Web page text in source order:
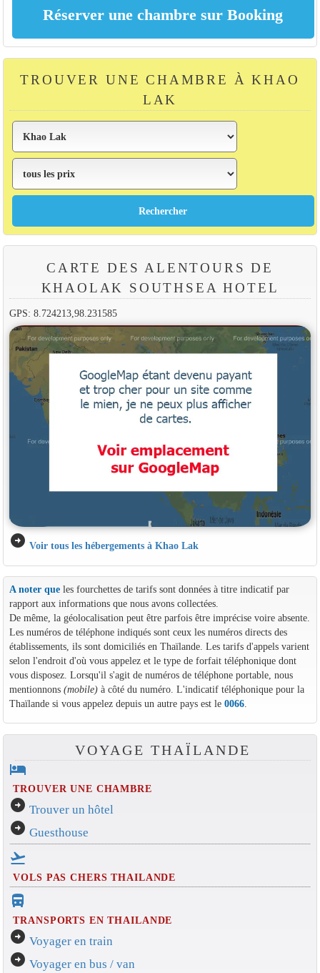
TROUVER UNE CHAMBRE À KHAO
LAK
CARTE DES ALENTOURS DE
KHAOLAK SOUTHSEA HOTEL
GPS: 8.724213,98.231585
arrow_circle_right Voir tous les hébergements à Khao Lak
A noter queles fourchettes de tarifs sont données à titre indicatif par
rapport aux informations que nous avons collectées.
De même, la géolocalisation peut être parfois être imprécise voire absente.
Les numéros de téléphone indiqués sont ceux les numéros directs des
établissements, ils sont domiciliés en Thaïlande. Les tarifs d'appels varient
selon l'endroit d'où vous appelez et le type de forfait téléphonique dont
vous disposez. Lorsqu'il s'agit de numéros de téléphone portable, nous
mentionnons (mobile)à côté du numéro. L'indicatif téléphonique pour la
Thaïlande si vous appelez depuis un autre pays est le 0066.
VOYAGE THAÏLANDE
hotel
TROUVER UNE CHAMBRE
arrow_circle_right Trouver un hôtel
arrow_circle_right Guesthouse
flight_takeoff
VOLS PAS CHERS THAILANDE
directions_bus_filled
TRANSPORTS EN THAILANDE
arrow_circle_right Voyager en train
arrow_circle_right Voyager en bus / van